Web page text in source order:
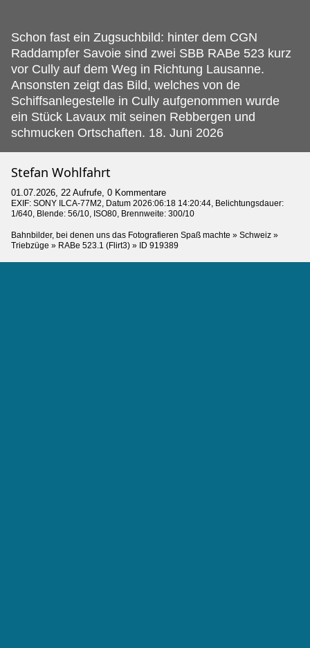
Schon fast ein Zugsuchbild: hinter dem CGN
Raddampfer Savoie sind zwei SBB RABe 523 kurz
vor Cully auf dem Weg in Richtung Lausanne.
Ansonsten zeigt das Bild, welches von de
Schiffsanlegestelle in Cully aufgenommen wurde
ein Stück Lavaux mit seinen Rebbergen und
schmucken Ortschaften. 18. Juni 2026
Stefan Wohlfahrt
01.07.2026, 22 Aufrufe, 0 Kommentare
EXIF: SONY ILCA-77M2, Datum 2026:06:18 14:20:44, Belichtungsdauer:
1/640, Blende: 56/10, ISO80, Brennweite: 300/10
Bahnbilder, bei denen uns das Fotografieren Spaß machte » Schweiz »
Triebzüge » RABe 523.1 (Flirt3) » ID 919389